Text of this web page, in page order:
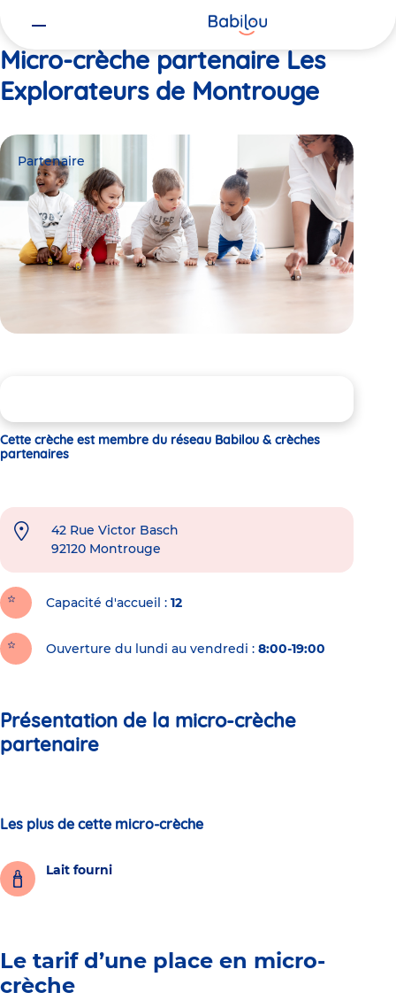
Micro-crèche partenaire Les
Explorateurs de Montrouge
Partenaire
Cette crèche est membre du réseau Babilou & crèches
partenaires
42 Rue Victor Basch
92120 Montrouge
Capacité d'accueil 12
Ouverture du lundi au vendredi : 8:00-19:00
Présentation de la micro-crèche
partenaire
Les plus de cette micro-crèche
Lait fourni
Le tarif d’une place en micro-
crèche